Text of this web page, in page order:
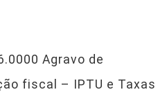
Agravo de
fiscal – IPTU e Taxas